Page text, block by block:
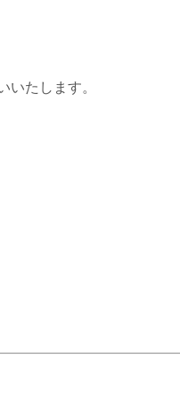
たします。